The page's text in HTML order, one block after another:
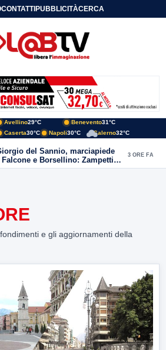
CONTATTIPUBBLICITÀCERCA
Avellino29°C Benevento31°C
Caserta30°C Napoli30°C Salerno32°C
del Sannio, marciapiede
e Borsellino: Zampetti e
replicano alle polemiche
3 ORE FA
e gli aggiornamenti della